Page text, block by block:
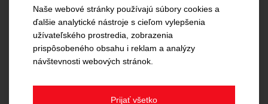
Naše webové stránky používajú súbory cookies a
ďalšie analytické nástroje s cieľom vylepšenia
užívateľského prostredia, zobrazenia
prispôsobeného obsahu i reklam a analýzy
návštevnosti webových stránok.
Prijať všetko
Ébner György köz 4., 2040 Budaörs, HU
DIČ: HU24742599
Cégjegyzékszám 01-17-000810